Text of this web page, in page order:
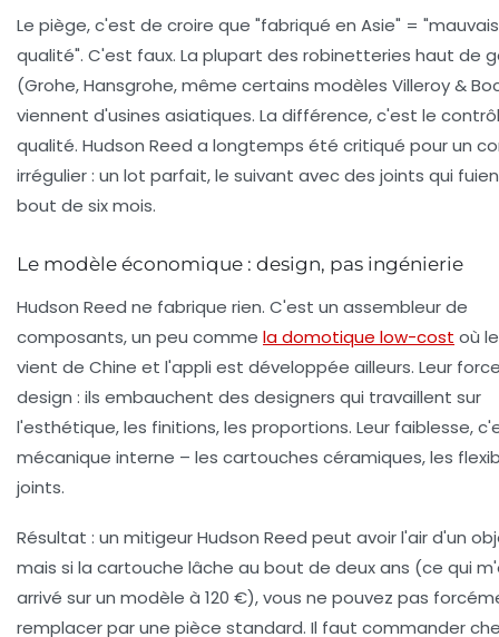
Le piège, c'est de croire que "fabriqué en Asie" =
qualité". C'est faux. La plupart des robinetteries haut de
(Grohe, Hansgrohe, même certains modèles Villeroy &
viennent d'usines asiatiques. La différence, c'est le
qualité. Hudson Reed a longtemps été critiqué pour un
irrégulier : un lot parfait, le suivant avec des joints qui
bout de six mois.
Le modèle économique : design, pas ingénierie
Hudson Reed ne fabrique rien. C'est un assembleur de
composants, un peu comme la domotique low-cost où
vient de Chine et l'appli est développée ailleurs. Leur
design : ils embauchent des designers qui travaillent sur
l'esthétique, les finitions, les proportions. Leur faiblesse,
mécanique interne – les cartouches céramiques, les
joints.
Résultat : un mitigeur Hudson Reed peut avoir l'air d'un
mais si la cartouche lâche au bout de deux ans (ce qui
arrivé sur un modèle à 120 €), vous ne pouvez pas
remplacer par une pièce standard. Il faut commander